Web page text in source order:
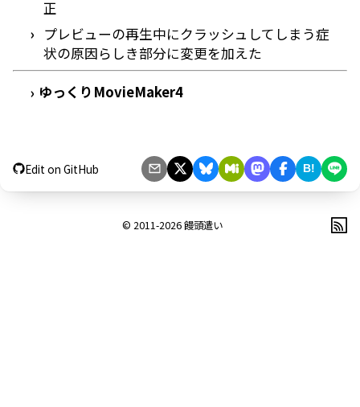
正
プレビューの再生中にクラッシュしてしまう症
状の原因らしき部分に変更を加えた
› ゆっくりMovieMaker4
Edit on GitHub B!
© 2011-2026饅頭遣い